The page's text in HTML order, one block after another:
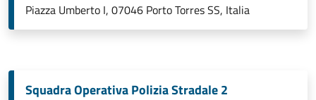
Piazza Umberto I, 07046 Porto Torres SS, Italia
Squadra Operativa Polizia Stradale 2